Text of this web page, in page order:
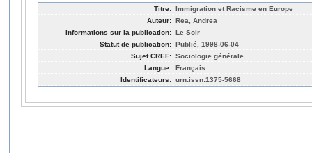
Titre: Immigration et Racisme en Europe
Auteur: Rea, Andrea
Informations sur la publication: Le Soir
Statut de publication: Publié, 1998-06-04
Sujet CREF: Sociologie générale
Langue: Français
Identificateurs: urn:issn:1375-5668